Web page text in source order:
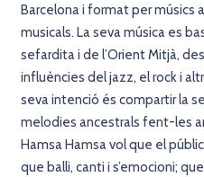
Barcelona i format per músics
musicals. La seva música es
sefardita i de l’Orient Mitjà,
influències del jazz, el rock i
seva intenció és compartir la
melodies ancestrals fent-les
Hamsa Hamsa vol que el
que balli, canti i s’emocioni;